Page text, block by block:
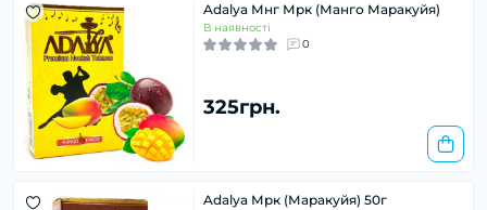
Adalya Мнг Мрк (Манго Маракуйя)
В наявності
0
325грн.
Adalya Мрк (Маракуйя) 50г